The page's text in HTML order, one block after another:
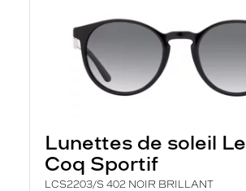
Lunettes de soleil Le
Coq Sportif
LCS2203/S 402 NOIR BRILLANT